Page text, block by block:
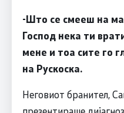
-Што се смееш на
Господ нека ти
мене и тоа сите го
на Рускоска.
Неговиот бранител,